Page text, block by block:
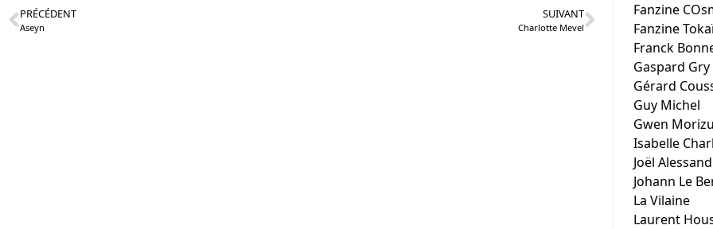
PRÉCÉDENT
Aseyn
SUIVANT
Charlotte Mevel
Fanzine
Fanzine
Franck
Gaspard Gry
Gérard
Guy Michel
Gwen
Isabelle
Joël
Johann Le
La Vilaine
Laurent